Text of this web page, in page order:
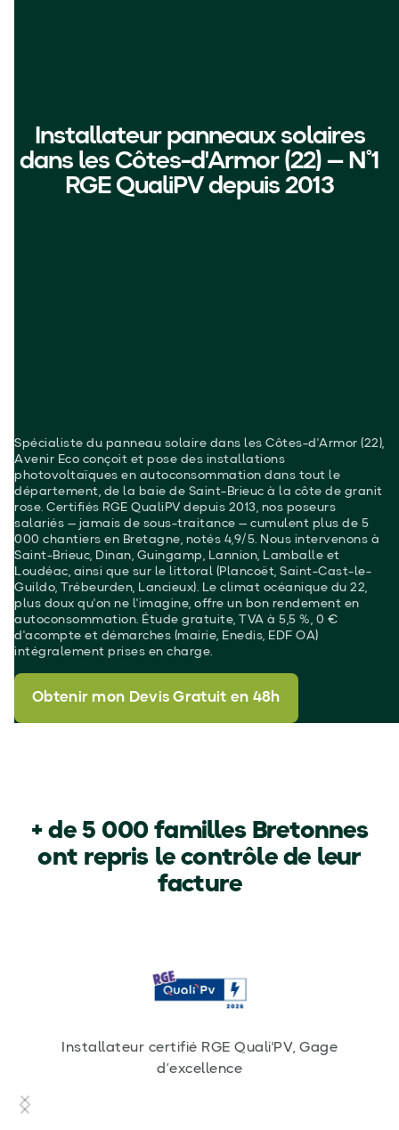
Installateur panneaux solaires
dans les Côtes-d'Armor (22) — N°1
RGE QualiPV depuis 2013
Spécialiste du panneau solaire dans les Côtes-d'Armor (22),
Avenir Eco conçoit et pose des installations
photovoltaïques en autoconsommation dans tout le
département, de la baie de Saint-Brieuc à la côte de granit
rose. Certifiés RGE QualiPV depuis 2013, nos poseurs
salariés — jamais de sous-traitance — cumulent plus de 5
000 chantiers en Bretagne, notés 4,9/5. Nous intervenons à
Saint-Brieuc, Dinan, Guingamp, Lannion, Lamballe et
Loudéac, ainsi que sur le littoral (Plancoët, Saint-Cast-le-
Guildo, Trébeurden, Lancieux). Le climat océanique du 22,
plus doux qu'on ne l'imagine, offre un bon rendement en
autoconsommation. Étude gratuite, TVA à 5,5 %, 0 €
d'acompte et démarches (mairie, Enedis, EDF OA)
intégralement prises en charge.
Obtenir mon Devis Gratuit en 48h
+ de 5 000 familles Bretonnes
ont repris le contrôle de leur
facture
Installateur certifié RGE Quali'PV, Gage
d’excellence